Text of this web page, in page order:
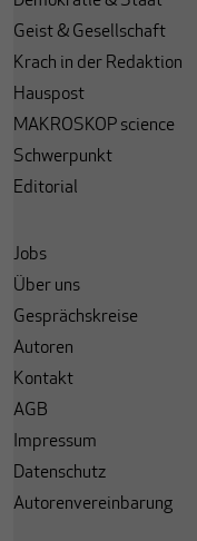
Geist & Gesellschaft
Krach in der Redaktion
Hauspost
MAKROSKOP science
Schwerpunkt
Editorial
Jobs
Über uns
Gesprächskreise
Autoren
Kontakt
AGB
Impressum
Datenschutz
Autorenvereinbarung